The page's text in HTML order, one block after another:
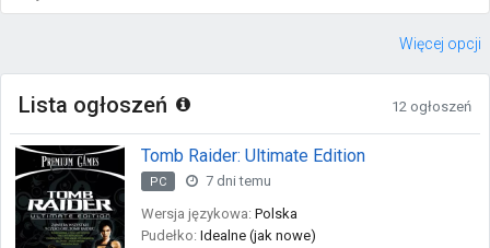
Więcej opcji
Lista ogłoszeń 12 ogłoszeń
Tomb Raider: Ultimate Edition
PC
7 dni temu
Wersja językowa: Polska
Pudełko: Idealne (jak nowe)